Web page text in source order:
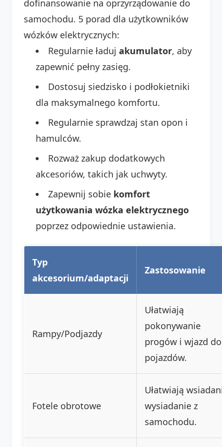
dofinansowanie na oprzyrządowanie do
samochodu. 5 porad dla użytkowników
wózków elektrycznych:
Regularnie ładuj akumulator, aby
zapewnić pełny zasięg.
Dostosuj siedzisko i podłokietniki
dla maksymalnego komfortu.
Regularnie sprawdzaj stan opon i
hamulców.
Rozważ zakup dodatkowych
akcesoriów, takich jak uchwyty.
Zapewnij sobie komfort
użytkowania wózka elektrycznego
poprzez odpowiednie ustawienia.
Typ
akcesorium/adaptacji
Zastosowanie
Rampy/Podjazdy
Ułatwiają
pokonywanie
progów i wjazd do
pojazdów.
Fotele obrotowe
Ułatwiają
wysiadanie z
samochodu.